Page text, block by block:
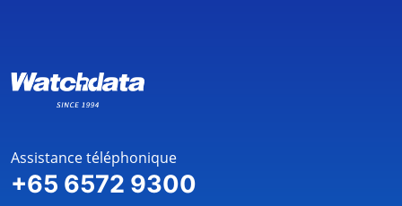
Assistance téléphonique
+65 6572 9300